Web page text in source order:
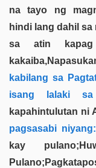
na tayo ng
hindi lang dahil
sa atin
kabilang sa
isang lalaki
kapahintulutan ni
pagsasabi niyang:
kay